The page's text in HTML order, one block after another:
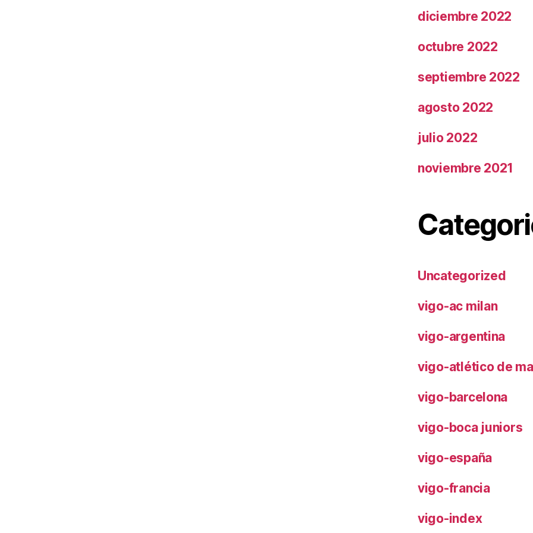
diciembre 2022
octubre 2022
septiembre 2022
agosto 2022
julio 2022
noviembre 2021
Uncategorized
vigo-ac milan
vigo-argentina
vigo-atlético de
vigo-barcelona
vigo-boca juniors
vigo-españa
vigo-francia
vigo-index